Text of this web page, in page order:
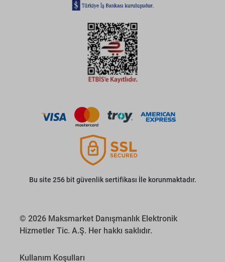
Bu site 256 bit güvenlik sertifikası İle korunmaktadır.
© 2026 Maksmarket Danışmanlık Elektronik
Hizmetler Tic. A.Ş. Her hakkı saklıdır.
Kullanım Koşulları